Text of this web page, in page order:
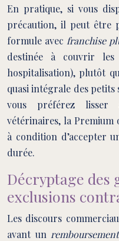
En pratique, si vous
précaution, il peut être
formule avec franchise
destinée à couvrir
hospitalisation), plutôt
quasi intégrale des petits
vous préférez lisser
vétérinaires, la Premium
à condition d’accepter
durée.
Décryptage des
exclusions
Les discours
avant un